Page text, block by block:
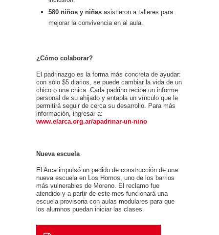
580 niños y niñas asistieron a talleres para
mejorar la convivencia en al aula.
¿Cómo colaborar?
El padrinazgo es la forma más concreta de ayudar:
con sólo $5 diarios, se puede cambiar la vida de un
chico o una chica. Cada padrino recibe un informe
personal de su ahijado y entabla un vínculo que le
permitirá seguir de cerca su desarrollo. Para más
información, ingresar a:
www.elarca.org.ar/apadrinar-un-nino
Nueva escuela
El Arca impulsó un pedido de construcción de una
nueva escuela en Los Hornos, uno de los barrios
más vulnerables de Moreno. El reclamo fue
atendido y a partir de este mes funcionará una
escuela provisoria con aulas modulares para que
los alumnos puedan iniciar las clases.